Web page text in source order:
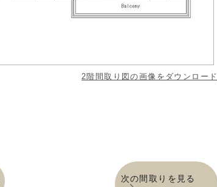
2階間取り図の画像をダウンロード
次の間取りを見る